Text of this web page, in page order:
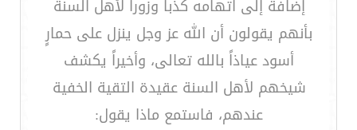
إضافة إلى اتهامه كذباً وزوراً لأهل السنة
بأنهم يقولون أن الله عز وجل ينزل على حمارٍ
أسود عياذاً بالله تعالى، وأخيراً يكشف
شيخهم لأهل السنة عقيدة التقية الخفية
عندهم، فاستمع ماذا يقول: